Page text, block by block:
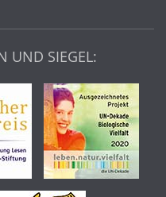
UND SIEGEL: